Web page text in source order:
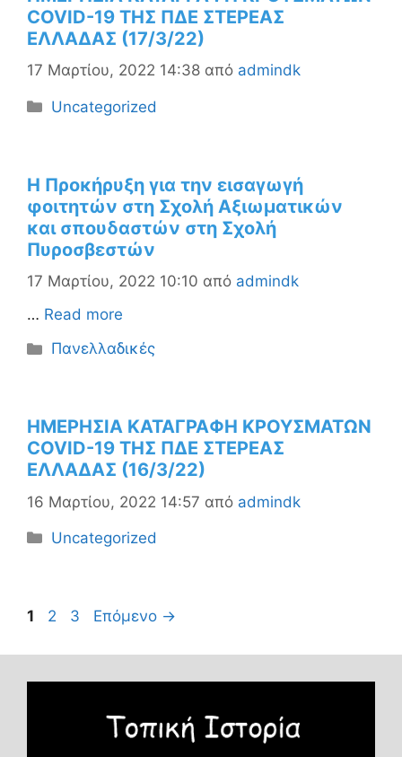
COVID-19 ΤΗΣ ΠΔΕ ΣΤΕΡΕΑΣ
ΕΛΛΑΔΑΣ (17/3/22)
17 Μαρτίου, 2022 14:38 από admindk
Κατηγορίες
Uncategorized
H Προκήρυξη για την εισαγωγή
φοιτητών στη Σχολή Αξιωματικών
και σπουδαστών στη Σχολή
Πυροσβεστών
17 Μαρτίου, 2022 10:10 από admindk
… Read more
Κατηγορίες
Πανελλαδικές
ΗΜΕΡΗΣΙΑ ΚΑΤΑΓΡΑΦΗ ΚΡΟΥΣΜΑΤΩΝ
COVID-19 ΤΗΣ ΠΔΕ ΣΤΕΡΕΑΣ
ΕΛΛΑΔΑΣ (16/3/22)
16 Μαρτίου, 2022 14:57 από admindk
Κατηγορίες
Uncategorized
Πλοήγηση
Σελίδα
1 Σελίδα
2 Σελίδα
3 Επόμενο →